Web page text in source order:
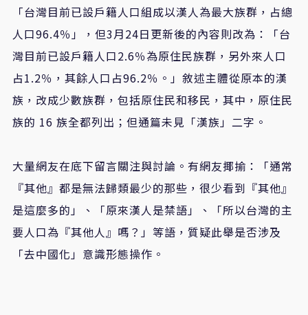
「台灣目前已設戶籍人口組成以漢人為最大族群，占總
人口96.4％」，但3月24日更新後的內容則改為：「台
灣目前已設戶籍人口2.6％為原住民族群，另外來人口
占1.2％，其餘人口占96.2％。」敘述主體從原本的漢
族，改成少數族群，包括原住民和移民，其中，原住民
族的 16 族全都列出；但通篇未見「漢族」二字。
大量網友在底下留言關注與討論。有網友揶揄：「通常
『其他』都是無法歸類最少的那些，很少看到『其他』
是這麼多的」、「原來漢人是禁語」、「所以台灣的主
要人口為『其他人』嗎？」等語，質疑此舉是否涉及
「去中國化」意識形態操作。